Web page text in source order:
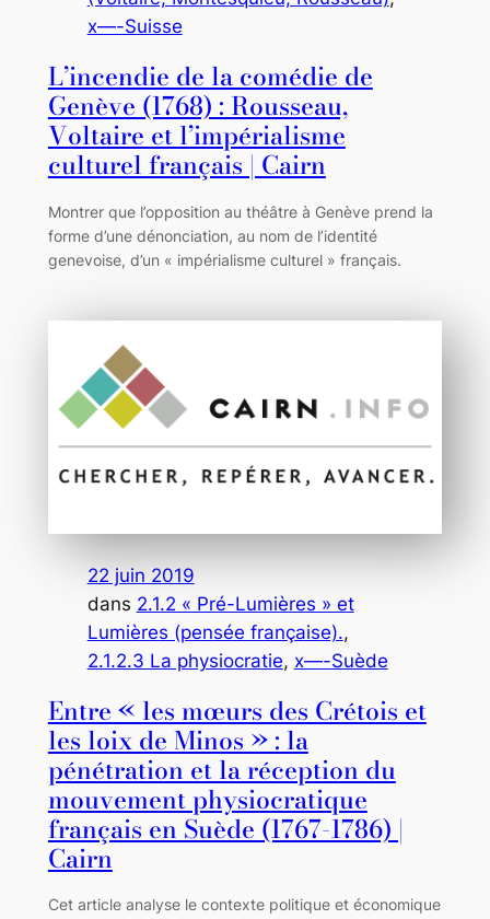
x—-Suisse
L’incendie de la comédie de
Genève (1768) : Rousseau,
Voltaire et l’impérialisme
culturel français | Cairn
Montrer que l’opposition au théâtre à Genève prend la
forme d’une dénonciation, au nom de l’identité
genevoise, d’un « impérialisme culturel » français.
22 juin 2019
dans 2.1.2 « Pré-Lumières » et
Lumières (pensée française).
2.1.2.3 La physiocratie, x—-Suède
Entre « les mœurs des Crétois et
les loix de Minos » : la
pénétration et la réception du
mouvement physiocratique
français en Suède (1767-1786) |
Cairn
Cet article analyse le contexte politique et économique